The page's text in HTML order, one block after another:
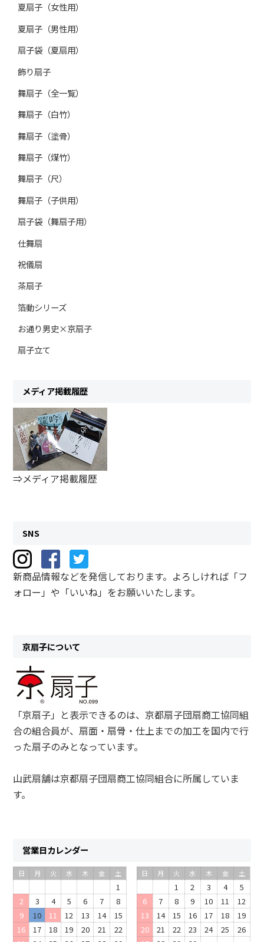
夏扇子（女性用）
夏扇子（男性用）
扇子袋（夏扇用）
飾り扇子
舞扇子（全一覧）
舞扇子（白竹）
舞扇子（塗骨）
舞扇子（煤竹）
舞扇子（尺）
舞扇子（子供用）
扇子袋（舞扇子用）
仕舞扇
祝儀扇
茶扇子
箔動シリーズ
お通り男史×京扇子
扇子立て
メディア掲載履歴
⇒メディア掲載履歴
SNS
新商品情報などを発信しております。よろしければ「フ
ォロー」や「いいね」をお願いいたします。
京扇子について
「京扇子」と表示できるのは、京都扇子団扇商工協同組
合の組合員が、扇面・扇骨・仕上までの加工を国内で行
った扇子のみとなっています。
山武扇舗は京都扇子団扇商工協同組合に所属していま
す。
営業日カレンダー
日 月 火 水 木 金 土
1
2
3 4 5 6 7
8
9
10 11 12 13 14
15
16
17 18 19 20 21
22
日 月 火 水 木 金 土
1 2 3 4
5
6
7 8 9 10 11
12
13
14 15 16 17 18
19
20
21 22 23 24 25
26